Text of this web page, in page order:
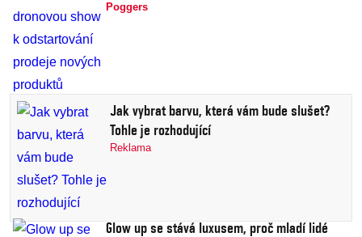
Poggers
Jak vybrat barvu, která vám bude slušet?
Tohle je rozhodující
Reklama
Glow up se stává luxusem, proč mladí lidé